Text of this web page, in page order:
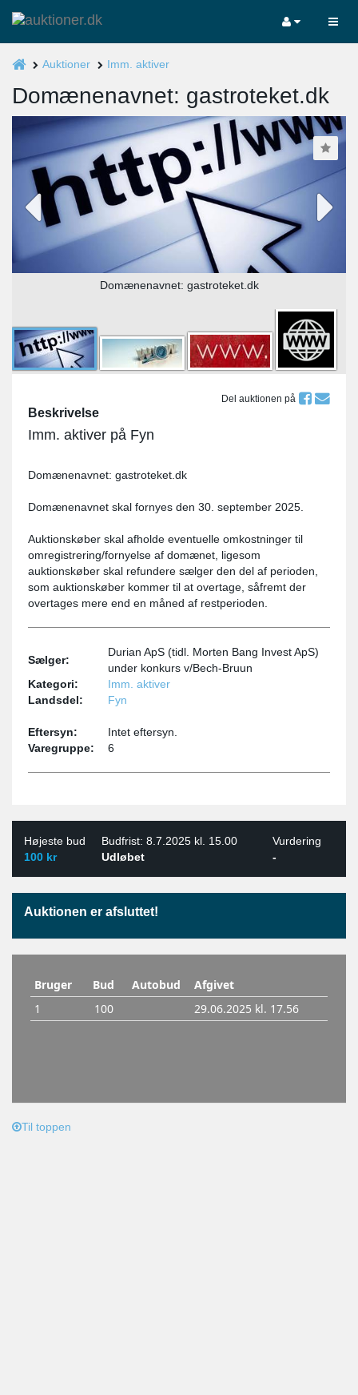
Auktioner Imm. aktiver
Domænenavnet: gastroteket.dk
Domænenavnet: gastroteket.dk
Del auktionen på
Beskrivelse
Imm. aktiver på Fyn
Domænenavnet: gastroteket.dk
Domænenavnet skal fornyes den 30. september 2025.
Auktionskøber skal afholde eventuelle omkostninger til
omregistrering/fornyelse af domænet, ligesom
auktionskøber skal refundere sælger den del af perioden,
som auktionskøber kommer til at overtage, såfremt der
overtages mere end en måned af restperioden.
Sælger:
Durian ApS (tidl. Morten Bang Invest ApS)
under konkurs v/Bech-Bruun
Kategori:
Imm. aktiver
Landsdel:
Fyn
Eftersyn:
Intet eftersyn.
Varegruppe:
6
Højeste bud Budfrist: 8.7.2025 kl. 15.00
Vurdering
100 kr
Udløbet -
Auktionen er afsluttet!
Til toppen